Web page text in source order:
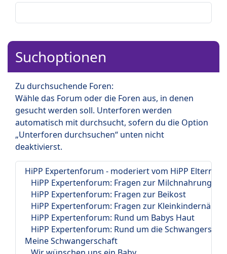
Suchoptionen
Zu durchsuchende Foren:
Wähle das Forum oder die Foren aus, in denen
gesucht werden soll. Unterforen werden
automatisch mit durchsucht, sofern du die Option
„Unterforen durchsuchen“ unten nicht
deaktivierst.